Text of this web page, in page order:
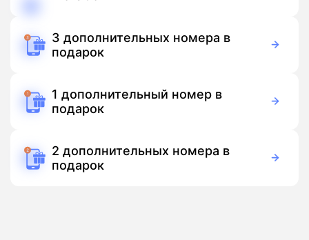
3 дополнительных номера в
подарок
1 дополнительный номер в
подарок
2 дополнительных номера в
подарок